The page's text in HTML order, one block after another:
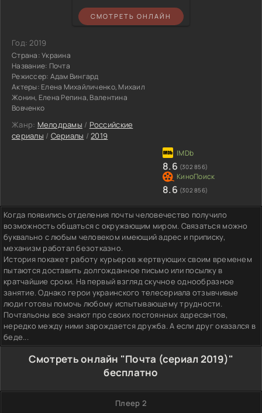
СМОТРЕТЬ ОНЛАЙН
Год:2019
Страна:Украина
Название: Почта
Режиссер: Адам Вингард
Актеры: Елена Михайличенко, Михаил
Жонин, Елена Репина, Валентина
Вовченко
Жанр: Мелодрамы / Российские
сериалы / Сериалы /2019
8.6 (302 856)
8.6 (302 856)
Когда появились отделения почты человечество получило
возможность общаться с окружающим миром. Связаться можно
буквально с любым человеком имеющий адрес и приписку,
механизм работал безотказно.
История покажет работу курьеров жертвующих своим временем
пытаются доставить долгожданное письмо или посылку в
кратчайшие сроки. На первый взгляд скучное однообразное
занятие. Однако герои украинского телесериала отзывчивые
люди готовы помочь любому испытывающему трудности.
Почтальоны все знают про своих постоянных адресантов,
нередко между ними зарождается дружба. А если друг оказался в
беде...
Смотреть онлайн "Почта (сериал 2019)"
бесплатно
Плеер 2